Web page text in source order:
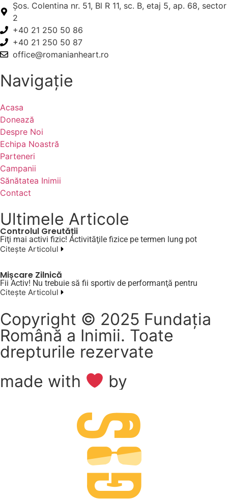
Șos. Colentina nr. 51, Bl R 11, sc. B, etaj 5, ap. 68, sector
2
+40 21 250 50 86
+40 21 250 50 87
office@romanianheart.ro
Navigație
Acasa
Donează
Despre Noi
Echipa Noastră
Parteneri
Campanii
Sănătatea Inimii
Contact
Ultimele Articole
Controlul Greutății
Fiţi mai activi fizic! Activităţile fizice pe termen lung pot
Citește Articolul
Mișcare Zilnică
Fii Activ! Nu trebuie să fii sportiv de performanţă pentru
Citește Articolul
Copyright © 2025 Fundația
Română a Inimii. Toate
drepturile rezervate
made with
by